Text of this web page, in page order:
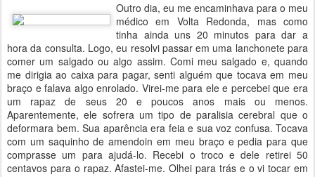
Outro dia, eu me encaminhava para o meu
médico em Volta Redonda, mas como
tinha ainda uns 20 minutos para dar a
hora da consulta. Logo, eu resolvi passar em uma lanchonete para
comer um salgado ou algo assim. Comi meu salgado e, quando
me dirigia ao caixa para pagar, senti alguém que tocava em meu
braço e falava algo enrolado. Virei-me para ele e percebei que era
um rapaz de seus 20 e poucos anos mais ou menos.
Aparentemente, ele sofrera um tipo de paralisia cerebral que o
deformara bem. Sua aparência era feia e sua voz confusa. Tocava
com um saquinho de amendoin em meu braço e pedia para que
comprasse um para ajudá-lo. Recebi o troco e dele retirei 50
centavos para o rapaz. Afastei-me. Olhei para trás e o vi tocar em